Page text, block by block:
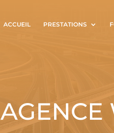
ACCUEIL PRESTATIONS
AGENCE